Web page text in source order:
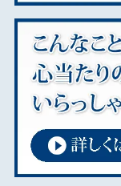
2023年01月
2022年01月
2021年12月
2021年08月
2021年07月
2020年10月
2020年08月
2020年07月